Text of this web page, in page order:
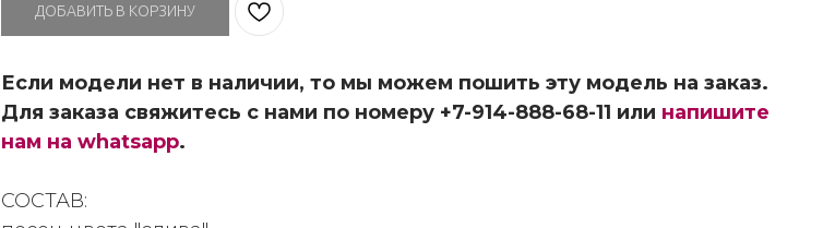
ДОБАВИТЬ В КОРЗИНУ
Если модели нет в наличии, то мы можем пошить эту модель на заказ.
Для заказа свяжитесь с нами по номеру +7-914-888-68-11 или напишите
нам на whatsapp.
СОСТАВ: